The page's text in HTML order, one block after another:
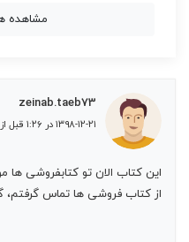
مشاهده
zeinab.taeb73
۱۳۹۸-۱۲-۲۱ در ۱:۲۶ قبل از ظهر
این کتاب الان تو کتابفروشی ها
از کتاب فروشی ها تماس